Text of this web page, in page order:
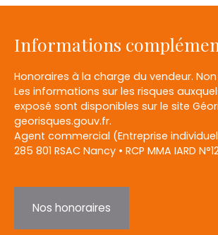
Informations
Honoraires à la charge du vendeur. Non
Les informations sur les risques
exposé sont disponibles sur le site
georisques.gouv.fr.
Agent commercial (Entreprise
285 801 RSAC Nancy • RCP MMA IARD
Nos honoraires